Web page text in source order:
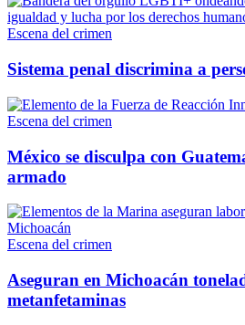
Escena del crimen
Sistema penal discrimina a
Escena del crimen
México se disculpa con
armado
Escena del crimen
Aseguran en Michoacán
metanfetaminas